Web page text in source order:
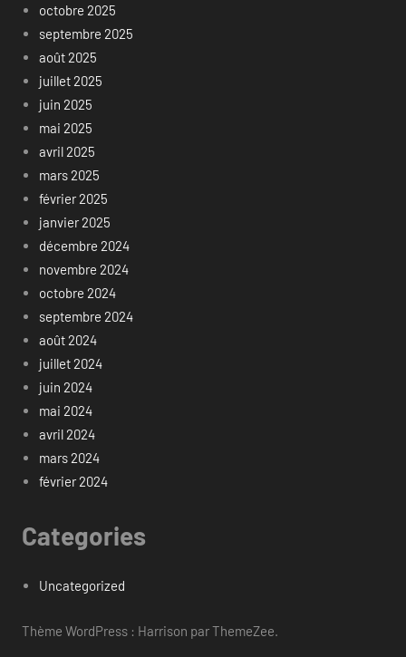
octobre 2025
septembre 2025
août 2025
juillet 2025
juin 2025
mai 2025
avril 2025
mars 2025
février 2025
janvier 2025
décembre 2024
novembre 2024
octobre 2024
septembre 2024
août 2024
juillet 2024
juin 2024
mai 2024
avril 2024
mars 2024
février 2024
Categories
Uncategorized
Thème WordPress : Harrison par ThemeZee.